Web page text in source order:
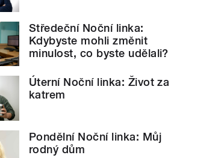
Středeční Noční linka:
Kdybyste mohli změnit
minulost, co byste udělali?
Úterní Noční linka: Život za
katrem
Pondělní Noční linka: Můj
rodný dům